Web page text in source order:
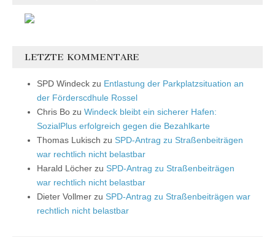
LETZTE KOMMENTARE
SPD Windeck zu Entlastung der Parkplatzsituation an
der Förderscdhule Rossel
Chris Bo zu Windeck bleibt ein sicherer Hafen:
SozialPlus erfolgreich gegen die Bezahlkarte
Thomas Lukisch zu SPD-Antrag zu Straßenbeiträgen
war rechtlich nicht belastbar
Harald Löcher zu SPD-Antrag zu Straßenbeiträgen
war rechtlich nicht belastbar
Dieter Vollmer zu SPD-Antrag zu Straßenbeiträgen war
rechtlich nicht belastbar